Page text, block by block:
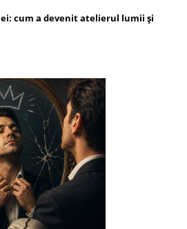
cum a devenit atelierul lumii și